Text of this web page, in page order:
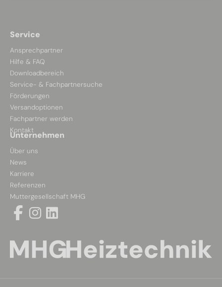
Service
Ansprechpartner
Hilfe & FAQ
Downloadbereich
Service- & Fachpartnersuche
Förderungen
Versandoptionen
Fachpartner werden
Kontakt
Unternehmen
Über uns
News
Karriere
Referenzen
Muttergesellschaft MHG